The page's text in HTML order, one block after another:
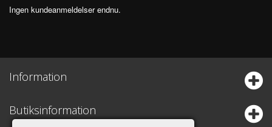
Ingen kundeanmeldelser endnu.
Information
Butiksinformation